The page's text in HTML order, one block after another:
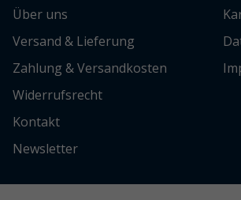
Über uns
Versand & Lieferung
Zahlung & Versandkosten
Widerrufsrecht
Kontakt
Newsletter